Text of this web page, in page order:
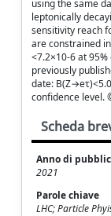
using the same
leptonically
sensitivity reach
are constrained
<7.2×10-6 at
previously
date:
confidence level.
Scheda
Anno di
2021
Parole chiave
LHC; Particle